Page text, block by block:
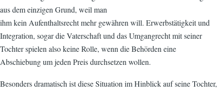
aus dem einzigen Grund, weil man
ihm kein Aufenthaltsrecht mehr gewähren will. Erwerbstätigkeit und
Integration, sogar die Vaterschaft und das Umgangrecht mit seiner
Tochter spielen also keine Rolle, wenn die Behörden eine
Abschiebung um jeden Preis durchsetzen wollen.
Besonders dramatisch ist diese Situation im Hinblick auf seine Tochter,